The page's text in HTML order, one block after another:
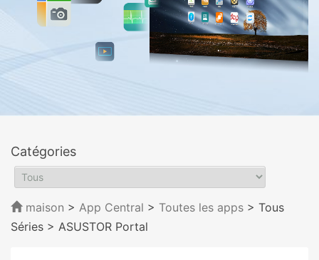
Catégories
maison > App Central > Toutes les apps > Tous
Séries > ASUSTOR Portal